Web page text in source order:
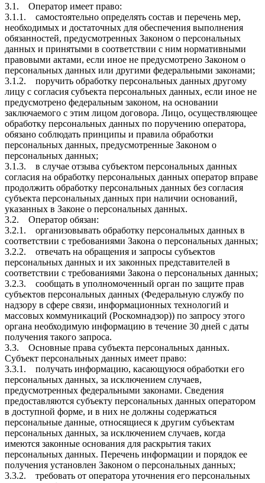
3.1. Оператор имеет право:
3.1.1. самостоятельно определять состав и перечень мер,
необходимых и достаточных для обеспечения выполнения
обязанностей, предусмотренных Законом о персональных
данных и принятыми в соответствии с ним нормативными
правовыми актами, если иное не предусмотрено Законом о
персональных данных или другими федеральными законами;
3.1.2. поручить обработку персональных данных другому
лицу с согласия субъекта персональных данных, если иное не
предусмотрено федеральным законом, на основании
заключаемого с этим лицом договора. Лицо, осуществляющее
обработку персональных данных по поручению оператора,
обязано соблюдать принципы и правила обработки
персональных данных, предусмотренные Законом о
персональных данных;
3.1.3. в случае отзыва субъектом персональных данных
согласия на обработку персональных данных оператор вправе
продолжить обработку персональных данных без согласия
субъекта персональных данных при наличии оснований,
указанных в Законе о персональных данных.
3.2. Оператор обязан:
3.2.1. организовывать обработку персональных данных в
соответствии с требованиями Закона о персональных данных;
3.2.2. отвечать на обращения и запросы субъектов
персональных данных и их законных представителей в
соответствии с требованиями Закона о персональных данных;
3.2.3. сообщать в уполномоченный орган по защите прав
субъектов персональных данных (Федеральную службу по
надзору в сфере связи, информационных технологий и
массовых коммуникаций (Роскомнадзор)) по запросу этого
органа необходимую информацию в течение 30 дней с даты
получения такого запроса.
3.3. Основные права субъекта персональных данных.
Субъект персональных данных имеет право:
3.3.1. получать информацию, касающуюся обработки его
персональных данных, за исключением случаев,
предусмотренных федеральными законами. Сведения
предоставляются субъекту персональных данных оператором
в доступной форме, и в них не должны содержаться
персональные данные, относящиеся к другим субъектам
персональных данных, за исключением случаев, когда
имеются законные основания для раскрытия таких
персональных данных. Перечень информации и порядок ее
получения установлен Законом о персональных данных;
3.3.2. требовать от оператора уточнения его персональных